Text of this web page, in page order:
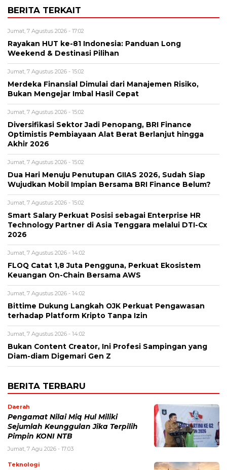
BERITA TERKAIT
Jumat, 7 Agustus 2026 - 17:02
Rayakan HUT ke-81 Indonesia: Panduan Long
Weekend & Destinasi Pilihan
Jumat, 7 Agustus 2026 - 15:02
Merdeka Finansial Dimulai dari Manajemen Risiko,
Bukan Mengejar Imbal Hasil Cepat
Jumat, 7 Agustus 2026 - 15:02
Diversifikasi Sektor Jadi Penopang, BRI Finance
Optimistis Pembiayaan Alat Berat Berlanjut hingga
Akhir 2026
Jumat, 7 Agustus 2026 - 15:02
Dua Hari Menuju Penutupan GIIAS 2026, Sudah Siap
Wujudkan Mobil Impian Bersama BRI Finance Belum?
Jumat, 7 Agustus 2026 - 15:02
Smart Salary Perkuat Posisi sebagai Enterprise HR
Technology Partner di Asia Tenggara melalui DTI-Cx
2026
Jumat, 7 Agustus 2026 - 14:02
FLOQ Catat 1,8 Juta Pengguna, Perkuat Ekosistem
Keuangan On-Chain Bersama AWS
Jumat, 7 Agustus 2026 - 14:02
Bittime Dukung Langkah OJK Perkuat Pengawasan
terhadap Platform Kripto Tanpa Izin
Jumat, 7 Agustus 2026 - 14:02
Bukan Content Creator, Ini Profesi Sampingan yang
Diam-diam Digemari Gen Z
BERITA TERBARU
Daerah
Pengamat Nilai Miq Hul Miliki
Sejumlah Keunggulan Jika Terpilih
Pimpin KONI NTB
Jumat, 7 Agu 2026 - 17:03
Teknologi